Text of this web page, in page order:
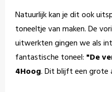
Natuurlijk kan je dit ook
toneeltje van maken. De
uitwerkten gingen we als
fantastische toneel: "De
4Hoog. Dit blijft een grote